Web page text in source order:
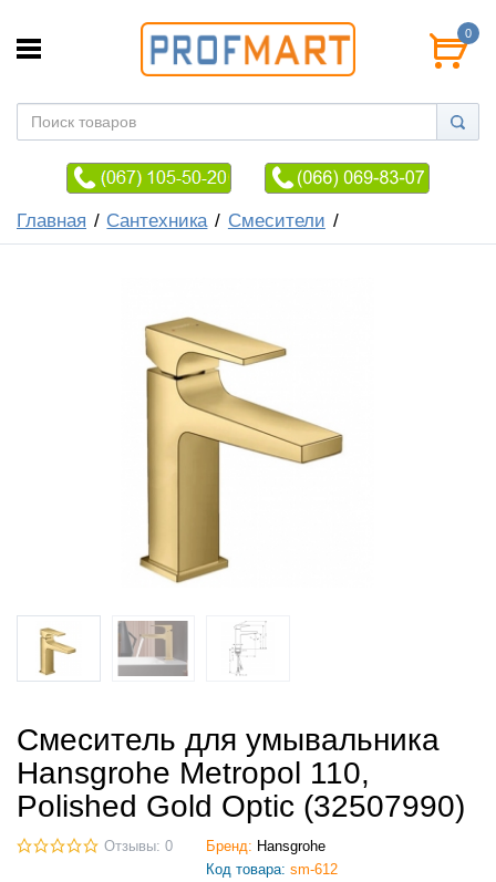
0
Главная Сантехника Смесители
Смеситель для умывальника
Hansgrohe Metropol 110,
Polished Gold Optic (32507990)
Отзывы: 0 Бренд: Hansgrohe
Код товара: sm-612